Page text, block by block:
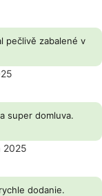
pečlivě zabalené v
super domluva.
2025
dodanie.